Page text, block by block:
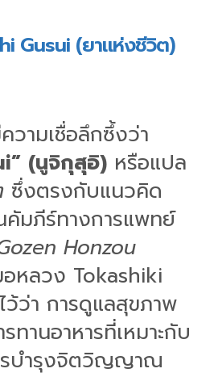
Gusui (ยาแห่งชีวิต)
วามเชื่อลึกซึ้งว่า
(นูจิกุสุอิ) หรือแปล
ซึ่งตรงกับแนวคิด
คัมภีร์ทางการแพทย์
Honzou
หลวง Tokashiki
ว้ว่า การดูแลสุขภาพ
ทานอาหารที่เหมาะกับ
รบำรุงจิตวิญญาณ